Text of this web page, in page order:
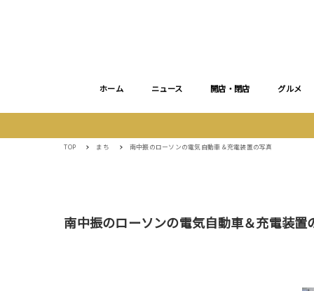
ホーム ニュース 開店・閉店 グルメ
TOP まち 南中振のローソンの電気自動車＆充電装置の写真
南中振のローソンの電気自動車＆充電装置